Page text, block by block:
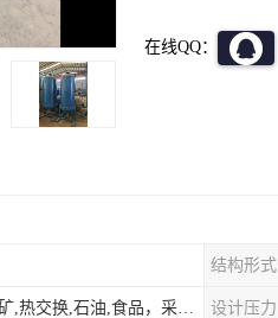
在线QQ：
结构形式
钢厂,化工,换热器,煤矿,热交换,石油,食品，采暖.供热.空调。 设计压力